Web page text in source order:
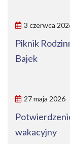
3 czerwca
Piknik
Bajek
27 maja 2026